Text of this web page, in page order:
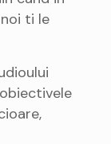
ti le